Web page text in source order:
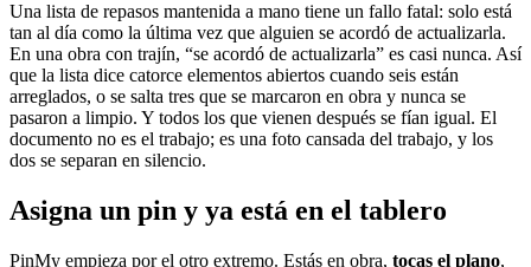
Una lista de repasos mantenida a mano tiene un fallo fatal: solo está
tan al día como la última vez que alguien se acordó de actualizarla.
En una obra con trajín, “se acordó de actualizarla” es casi nunca. Así
que la lista dice catorce elementos abiertos cuando seis están
arreglados, o se salta tres que se marcaron en obra y nunca se
pasaron a limpio. Y todos los que vienen después se fían igual. El
documento no es el trabajo; es una foto cansada del trabajo, y los
dos se separan en silencio.
Asigna un pin y ya está en el tablero
PinMy empieza por el otro extremo. Estás en obra, tocas el plano,